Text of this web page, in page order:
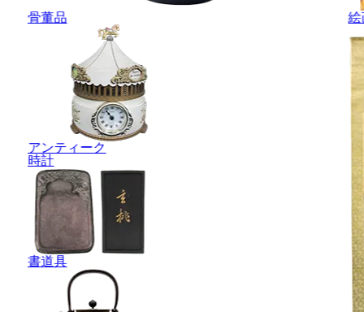
骨董品
アンティーク
時計
書道具
絵